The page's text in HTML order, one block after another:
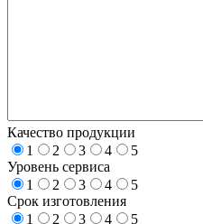
Качество продукции
1
2 3 4
5
Уровень сервиса
1
2 3 4
5
Срок изготовления
1
2 3 4
5